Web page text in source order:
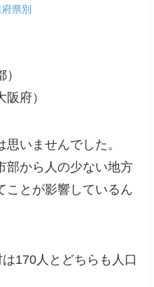
県別
府）
いませんでした。
部から人の少ない地方
ことが影響しているん
170人とどちらも人口